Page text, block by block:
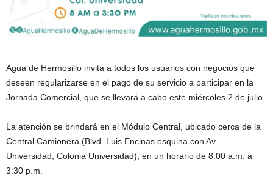
Agua de Hermosillo invita a todos los usuarios con negocios que
deseen regularizarse en el pago de su servicio a participar en la
Jornada Comercial, que se llevará a cabo este miércoles 2 de julio.
La atención se brindará en el Módulo Central, ubicado cerca de la
Central Camionera (Blvd. Luis Encinas esquina con Av.
Universidad, Colonia Universidad), en un horario de 8:00 a.m. a
3:30 p.m.